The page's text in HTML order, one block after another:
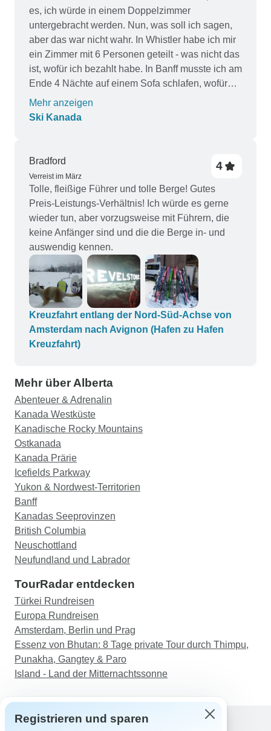
es, ich würde in einem Doppelzimmer
untergebracht werden. Nun, was soll ich sagen,
aber das war nicht wahr. In Whistler habe ich mir
ein Zimmer mit 6 Personen geteilt - was nicht das
ist, wofür ich bezahlt habe. In Banff musste ich am
Ende 4 Nächte auf einem Sofa schlafen, wofür
ich ebenfalls nicht bezahlt habe! Ich hoffe, Sie
können eine Lösung für mich finden. Der Rest der
Mehr anzeigen
Ski Kanada
Bradford
Verreist im März
4
Tolle, fleißige Führer und tolle Berge! Gutes
Preis-Leistungs-Verhältnis! Ich würde es gerne
wieder tun, aber vorzugsweise mit Führern, die
keine Anfänger sind und die die Berge in- und
auswendig kennen.
Kreuzfahrt entlang der Nord-Süd-Achse von
Amsterdam nach Avignon (Hafen zu Hafen
Kreuzfahrt)
Mehr über Alberta
Abenteuer & Adrenalin
Kanada Westküste
Kanadische Rocky Mountains
Ostkanada
Kanada Prärie
Icefields Parkway
Yukon & Nordwest-Territorien
Banff
Kanadas Seeprovinzen
British Columbia
Neuschottland
Neufundland und Labrador
TourRadar entdecken
Türkei Rundreisen
Europa Rundreisen
Amsterdam, Berlin und Prag
Essenz von Bhutan: 8 Tage private Tour durch Thimpu,
Punakha, Gangtey & Paro
Island - Land der Mitternachtssonne
Registrieren und sparen